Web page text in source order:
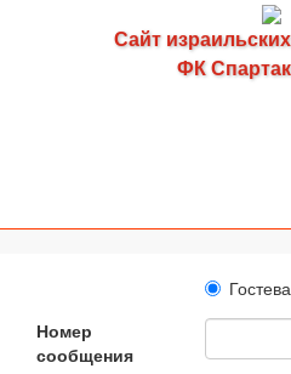
Сайт
ФК
Номер
сообщения